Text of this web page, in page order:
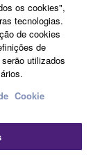
os cookies",
tecnologias.
de cookies
de
utilizados
Cookie